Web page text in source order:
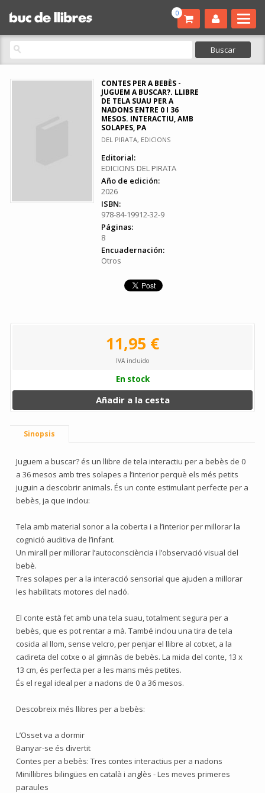
0
CONTES PER A BEBÈS -
JUGUEM A BUSCAR?. LLIBRE
DE TELA SUAU PER A
NADONS ENTRE 0 I 36
MESOS. INTERACTIU, AMB
SOLAPES, PA
DEL PIRATA, EDICIONS
Editorial:
EDICIONS DEL PIRATA
Año de edición:
2026
ISBN:
978-84-19912-32-9
Páginas:
8
Encuadernación:
Otros
11,95 €
IVA incluido
En stock
Añadir a la cesta
Sinopsis
Juguem a buscar? és un llibre de tela interactiu per a bebès de 0
a 36 mesos amb tres solapes a l’interior perquè els més petits
juguin a descobrir animals. És un conte estimulant perfecte per a
bebès, ja que inclou:
Tela amb material sonor a la coberta i a l’interior per millorar la
cognició auditiva de l’infant.
Un mirall per millorar l’autoconsciència i l’observació visual del
bebè.
Tres solapes per a la interacció sensorial que ajuden a millorar
les habilitats motores del nadó.
El conte està fet amb una tela suau, totalment segura per a
bebès, que es pot rentar a mà. També inclou una tira de tela
cosida al llom, sense velcro, per penjar el llibre al cotxet, a la
cadireta del cotxe o al gimnàs de bebès. La mida del conte, 13 x
13 cm, és perfecta per a les mans més petites.
És el regal ideal per a nadons de 0 a 36 mesos.
Descobreix més llibres per a bebès:
L’Osset va a dormir
Banyar-se és divertit
Contes per a bebès: Tres contes interactius per a nadons
Minillibres bilingües en català i anglès - Les meves primeres
paraules